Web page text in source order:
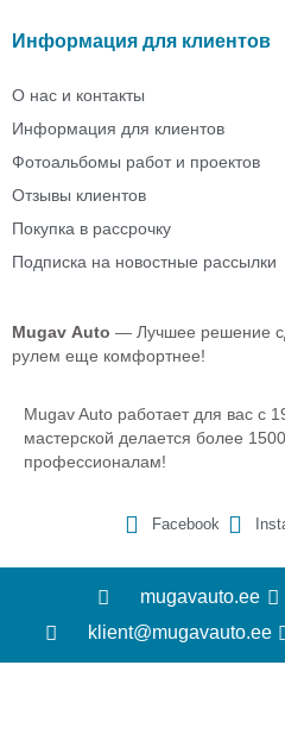
Информация для клиентов
О нас и контакты
Информация для клиентов
Фотоальбомы работ и проектов
Отзывы клиентов
Покупка в рассрочку
Подписка на новостные рассылки
Mugav Auto — Лучшее решение
рулем еще комфортнее!
Mugav Auto работает для вас с
мастерской делается более
профессионалам!
Facebook
mugavauto.ee
klient@mugavauto.ee